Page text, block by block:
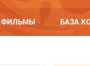
ФИЛЬМЫ БАЗА